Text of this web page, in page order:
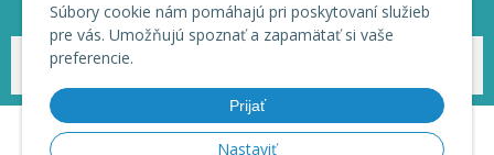
Súbory cookie nám pomáhajú pri poskytovaní služieb
pre vás. Umožňujú spoznať a zapamätať si vaše
preferencie.
Prijať
Nastaviť
© 2026 HAKL | Veľkoobchod •